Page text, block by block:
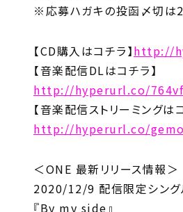
※応募ハガキの投函〆切は
【CD購入はコチラ】http://
【音楽配信DLはコチラ】
http://hyperurl.co/
【音楽配信ストリーミングは
http://hyperurl.co/
＜ONE 最新リリース情報＞
2020/12/9 配信限定シン
『By my side』